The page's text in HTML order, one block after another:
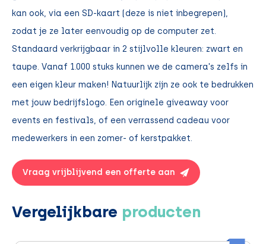
kan ook, via een SD-kaart (deze is niet inbegrepen),
zodat je ze later eenvoudig op de computer zet.
Standaard verkrijgbaar in 2 stijlvolle kleuren: zwart en
taupe. Vanaf 1.000 stuks kunnen we de camera's zelfs in
een eigen kleur maken! Natuurlijk zijn ze ook te bedrukken
met jouw bedrijfslogo. Een originele giveaway voor
events en festivals, of een verrassend cadeau voor
medewerkers in een zomer- of kerstpakket.
Vraag vrijblijvend een offerte aan
Vergelijkbare producten